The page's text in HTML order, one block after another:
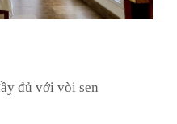
đủ với vòi sen